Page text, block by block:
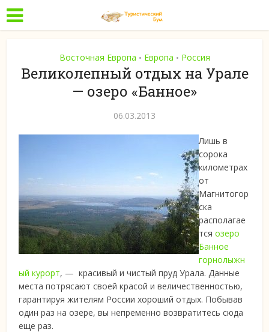
Восточная Европа • Европа • Россия
Великолепный отдых на Урале
— озеро «Банное»
06.03.2013
Лишь в
сорока
километрах
от
Магнитогор
ска
располагае
тсяозеро
Банное
горнолыжн
ый курорт, — красивый и чистый пруд Урала. Данные
места потрясаютсвоей красой и величественностью,
гарантируя жителям России хороший отдых. Побывав
один раз на озере, вы непременно возвратитесь сюда
еще раз.